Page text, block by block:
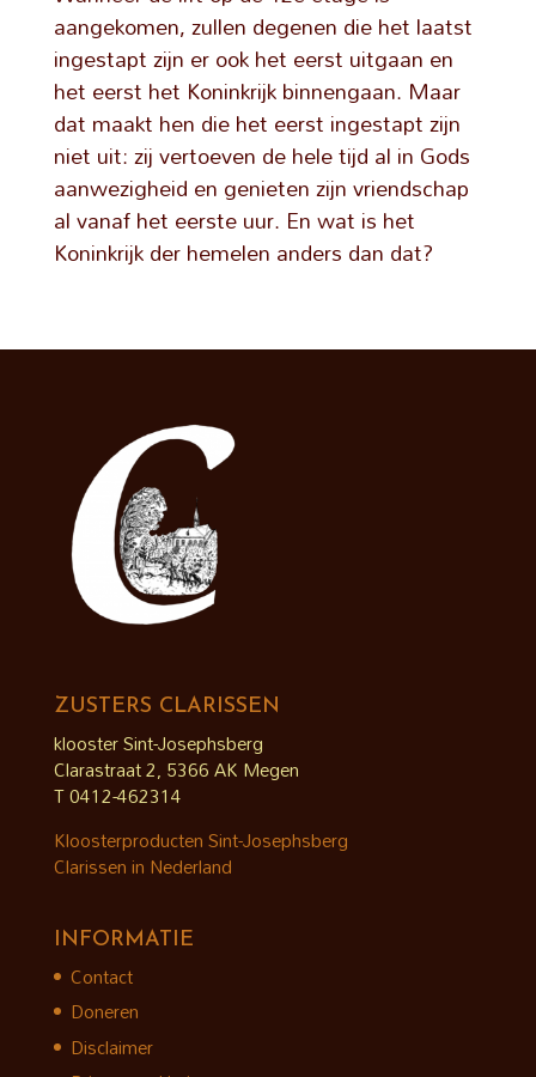
aangekomen, zullen degenen die het laatst
ingestapt zijn er ook het eerst uitgaan en
het eerst het Koninkrijk binnengaan. Maar
dat maakt hen die het eerst ingestapt zijn
niet uit: zij vertoeven de hele tijd al in Gods
aanwezigheid en genieten zijn vriendschap
al vanaf het eerste uur. En wat is het
Koninkrijk der hemelen anders dan dat?
ZUSTERS CLARISSEN
klooster Sint-Josephsberg
Clarastraat 2, 5366 AK Megen
T 0412-462314
Kloosterproducten Sint-Josephsberg
Clarissen in Nederland
INFORMATIE
Contact
Doneren
Disclaimer